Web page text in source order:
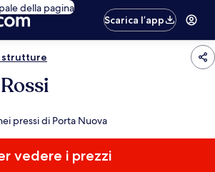
della pagina
Scarica l’app
strutture
pressi di Porta Nuova
vedere i prezzi